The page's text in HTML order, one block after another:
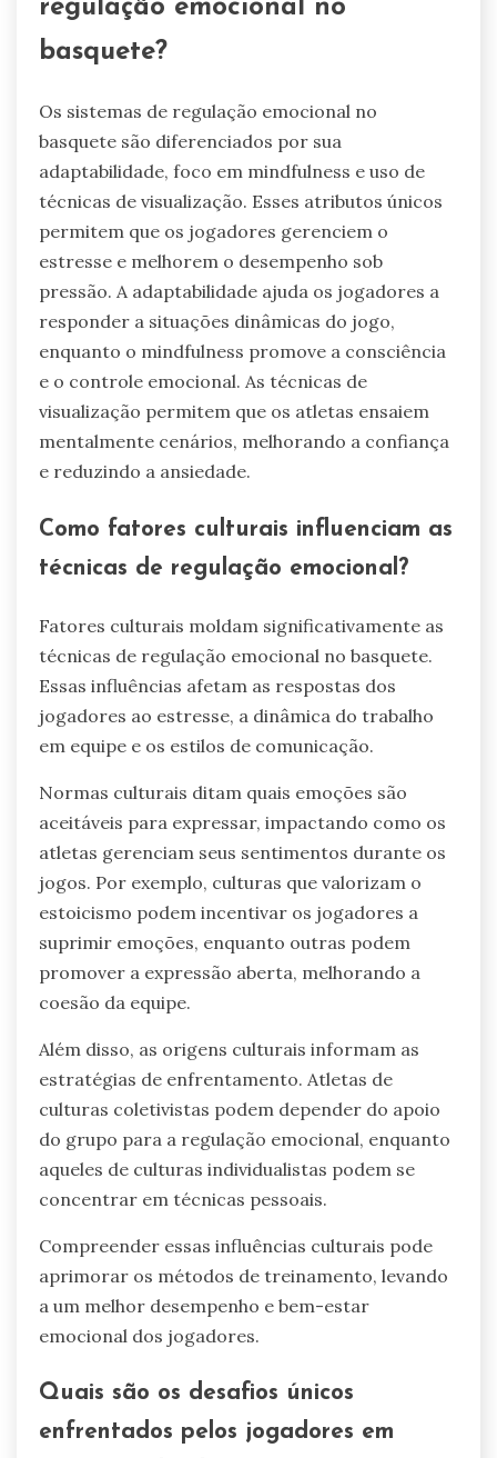
regulação emocional no
basquete?
Os sistemas de regulação emocional no
basquete são diferenciados por sua
adaptabilidade, foco em mindfulness e uso de
técnicas de visualização. Esses atributos únicos
permitem que os jogadores gerenciem o
estresse e melhorem o desempenho sob
pressão. A adaptabilidade ajuda os jogadores a
responder a situações dinâmicas do jogo,
enquanto o mindfulness promove a consciência
e o controle emocional. As técnicas de
visualização permitem que os atletas ensaiem
mentalmente cenários, melhorando a confiança
e reduzindo a ansiedade.
Como fatores culturais influenciam as
técnicas de regulação emocional?
Fatores culturais moldam significativamente as
técnicas de regulação emocional no basquete.
Essas influências afetam as respostas dos
jogadores ao estresse, a dinâmica do trabalho
em equipe e os estilos de comunicação.
Normas culturais ditam quais emoções são
aceitáveis para expressar, impactando como os
atletas gerenciam seus sentimentos durante os
jogos. Por exemplo, culturas que valorizam o
estoicismo podem incentivar os jogadores a
suprimir emoções, enquanto outras podem
promover a expressão aberta, melhorando a
coesão da equipe.
Além disso, as origens culturais informam as
estratégias de enfrentamento. Atletas de
culturas coletivistas podem depender do apoio
do grupo para a regulação emocional, enquanto
aqueles de culturas individualistas podem se
concentrar em técnicas pessoais.
Compreender essas influências culturais pode
aprimorar os métodos de treinamento, levando
a um melhor desempenho e bem-estar
emocional dos jogadores.
Quais são os desafios únicos
enfrentados pelos jogadores em